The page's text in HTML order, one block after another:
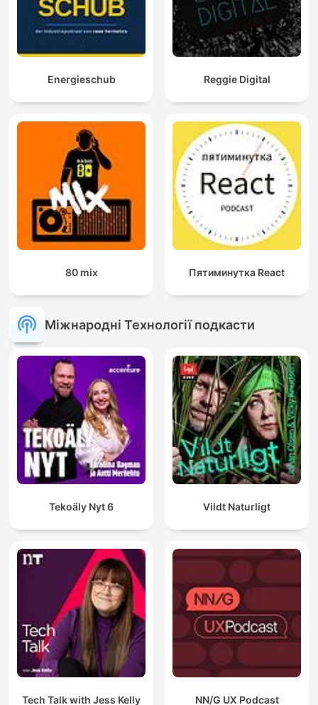
Energieschub Reggie Digital
80 mix Пятиминутка React
Міжнародні Технології подкасти
Tekoäly Nyt 6 Vildt Naturligt
Tech Talk with Jess Kelly NN/G UX Podcast